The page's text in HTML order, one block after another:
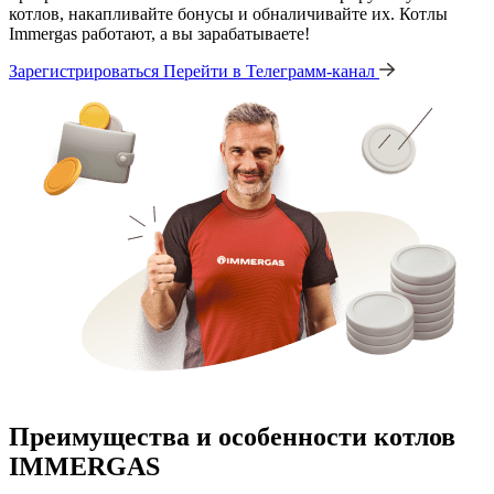
котлов, накапливайте бонусы и обналичивайте их. Котлы
Immergas работают, а вы зарабатываете!
Зарегистрироваться Перейти в Телеграмм-канал
Преимущества и особенности котлов
IMMERGAS